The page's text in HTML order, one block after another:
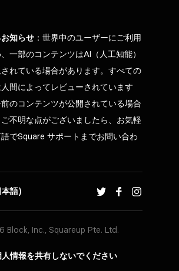
知らせ ：世界中のユーザーにご利用
一部のコンテンツはAI（人工知能）
れている場合があります。すべての
間によってレビューされています
のコンテンツが公開されている場合
不明な点がございましたら、お気軽
でSquare サポートまでお問い合わ
本語)
Block, Inc., Squareup Pte. Ltd.
情報を共有しないでください